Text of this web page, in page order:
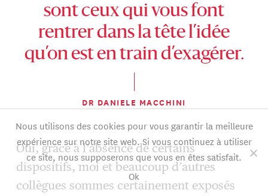
sont ceux qui vous font
rentrer dans la tête l’idée
qu’on est en train d’exagérer.
DR DANIELE MACCHINI
Oui, grâce à l’absence de certains
dispositifs, moi et beaucoup d’autres
collègues sommes certainement exposés
Nous utilisons des cookies pour vous garantir la meilleure
expérience sur notre site web. Si vous continuez à utiliser
ce site, nous supposerons que vous en êtes satisfait.
Ok